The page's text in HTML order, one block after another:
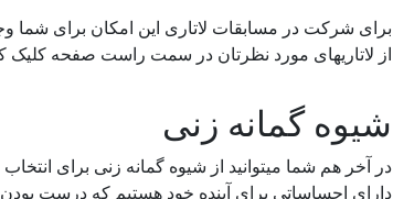
برای شرکت در مسابقات لاتاری این امکان برای شما
از لاتاریهای مورد نظرتان در سمت راست صفحه کلیک
شیوه گمانه زنی
در آخر هم شما میتوانید از شیوه گمانه زنی برای
دارای احساساتی برای آینده خود هستیم که درست